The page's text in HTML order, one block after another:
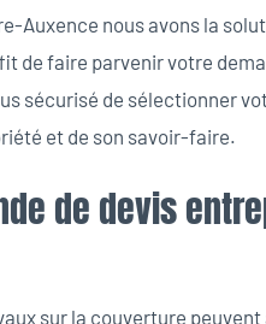
Auxence nous avons la
de faire parvenir votre
sécurisé de sélectionner
et de son savoir-faire.
de devis
sur la couverture